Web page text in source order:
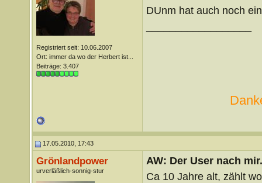
Registriert seit: 10.06.2007
Ort: immer da wo der Herbert ist...
Beiträge: 3.407
DUnm hat auch noch
17.05.2010, 17:43
Grönlandpower
urverläßlich-sonnig-stur
AW: Der User nach
Ca 10 Jahre alt, zählt